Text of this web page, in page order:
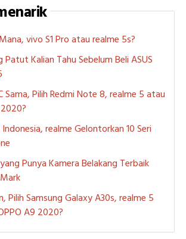
vivo S1 Pro atau realme 5s?
Patut Kalian Tahu Sebelum Beli ASUS
Sama, Pilih Redmi Note 8, realme 5 atau
Indonesia, realme Gelontorkan 10 Seri
Punya Kamera Belakang Terbaik
Pilih Samsung Galaxy A30s, realme 5
A9 2020?